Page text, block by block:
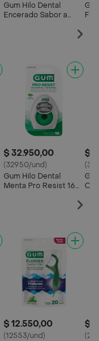
Gum Hilo Dental
Encerado Sabor a
$ 32.950,00
(32950/und)
Gum Hilo Dental
Menta Pro Resist 165
$
$ 12.550,00
(12553/und)
$